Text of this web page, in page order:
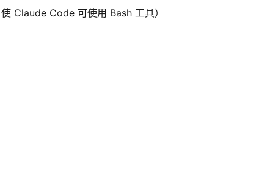
Claude Code 可使用 Bash 工具）